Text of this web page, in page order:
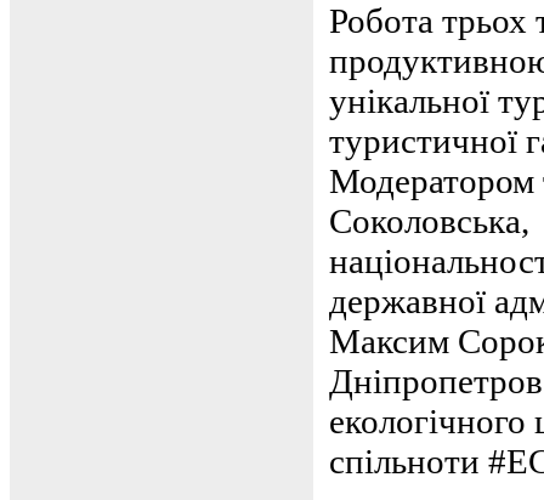
Робота трьох
унікальної
туристичної
Модератором
Соколовська,
державної
Максим
спільноти